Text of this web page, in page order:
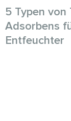
5 Typen
Adsorbens
Entfeuchter